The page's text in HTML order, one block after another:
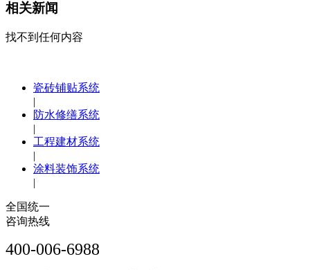
相关新闻
找不到任何内容
瓷砖铺贴系统
|
防水修缮系统
|
工程建材系统
|
涂料装饰系统
|
全国统一
咨询热线
400-006-6988